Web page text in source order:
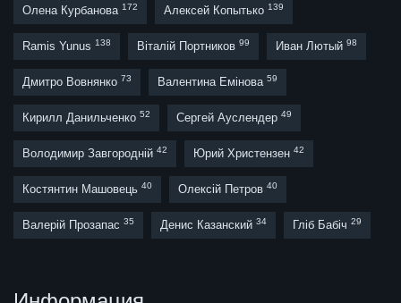
Олена Курбанова 172 Алексей Копытько 139
Ramis Yunus 138 Віталій Портников 99 Иван Лютый 98
Дмитро Вовнянко 73 Валентина Емінова 59
Кирилл Данильченко 52 Сергей Ауслендер 49
Володимир Завгородній 42 Юрий Христензен 42
Костянтин Машовець 40 Олексій Петров 40
Валерій Прозапас 35 Денис Казанский 34 Гліб Бабіч 29